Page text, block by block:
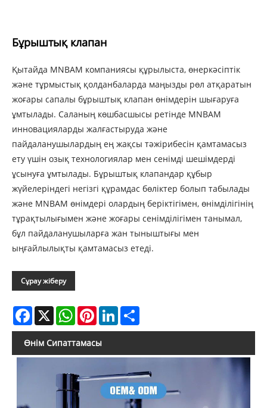
Бұрыштық клапан
Қытайда MNBAM компаниясы құрылыста, өнеркәсіптік
және тұрмыстық қолданбаларда маңызды рөл атқаратын
жоғары сапалы бұрыштық клапан өнімдерін шығаруға
ұмтылады. Саланың көшбасшысы ретінде MNBAM
инновацияларды жалғастыруда және
пайдаланушылардың ең жақсы тәжірибесін қамтамасыз
ету үшін озық технологиялар мен сенімді шешімдерді
ұсынуға ұмтылады. Бұрыштық клапандар құбыр
жүйелеріндегі негізгі құрамдас бөліктер болып табылады
және MNBAM өнімдері олардың беріктігімен, өнімділігінің
тұрақтылығымен және жоғары сенімділігімен танымал,
бұл пайдаланушыларға жан тыныштығы мен
ыңғайлылықты қамтамасыз етеді.
Сұрау жіберу
Facebook
X WhatsAppPinterestLinkedIn
Өнім Сипаттамасы